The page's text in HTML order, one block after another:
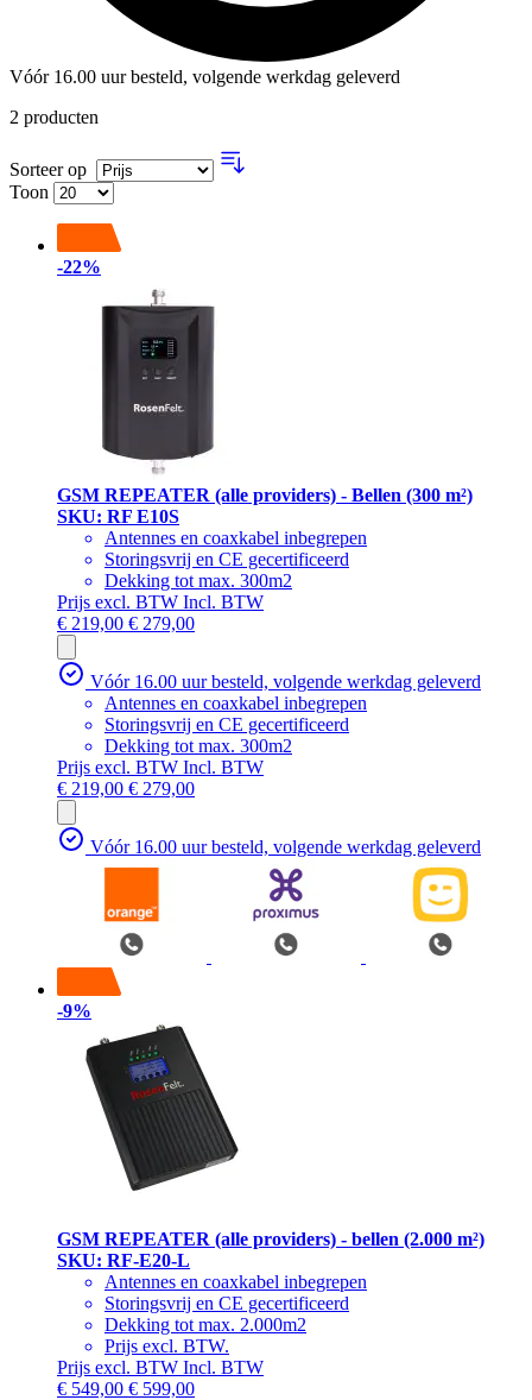
Vóór 16.00 uur besteld, volgende werkdag geleverd
2 producten
Sorteer op
Toon
-22%
GSM REPEATER (alle providers) - Bellen (300 m²)
SKU: RF E10S
Antennes en coaxkabel inbegrepen
Storingsvrij en CE gecertificeerd
Dekking tot max. 300m2
Prijs excl. BTW Incl. BTW
€ 219,00 € 279,00
Vóór 16.00 uur besteld, volgende werkdag geleverd
Antennes en coaxkabel inbegrepen
Storingsvrij en CE gecertificeerd
Dekking tot max. 300m2
Prijs excl. BTW Incl. BTW
€ 219,00 € 279,00
Vóór 16.00 uur besteld, volgende werkdag geleverd
-9%
GSM REPEATER (alle providers) - bellen (2.000 m²)
SKU: RF-E20-L
Antennes en coaxkabel inbegrepen
Storingsvrij en CE gecertificeerd
Dekking tot max. 2.000m2
Prijs excl. BTW.
Prijs excl. BTW Incl. BTW
€ 549,00 € 599,00